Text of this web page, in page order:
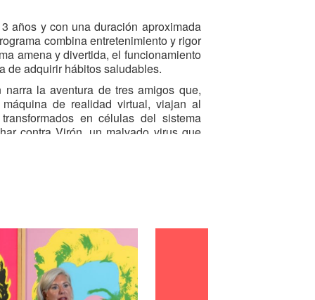
años y con una duración aproximada
combina entretenimiento y rigor
amena y divertida, el funcionamiento
de adquirir hábitos saludables.
la aventura de tres amigos que,
de realidad virtual, viajan al
en células del sistema
contra Virón, un malvado virus que
es de 4 € y se incluirá en la
el 3 de junio en el siguiente horario:
h; y domingos a las 14 h.
la oferta bilingüe de los centros